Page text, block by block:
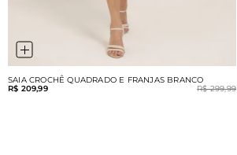
SAIA CROCHÊ QUADRADO E FRANJAS BRANCO
R$ 209,99
R$ 299,99